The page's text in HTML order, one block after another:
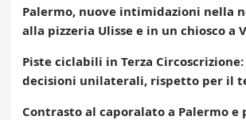
Palermo, nuove intimidazioni nella
alla pizzeria Ulisse e in un chiosco a
Piste ciclabili in Terza Circoscrizione:
decisioni unilaterali, rispetto per il
Contrasto al caporalato a Palermo e